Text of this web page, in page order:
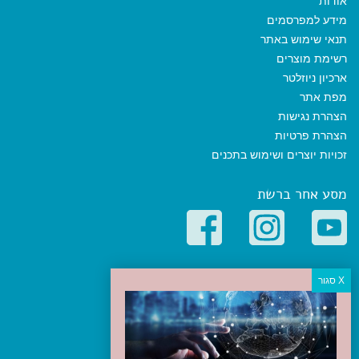
מידע למפרסמים
תנאי שימוש באתר
רשימת מוצרים
ארכיון ניוזלטר
מפת אתר
הצהרת נגישות
הצהרת פרטיות
זכויות יוצרים ושימוש בתכנים
מסע אחר ברשת
קטגוריות פופולריות
יעדים
טיולים בישראל
מלונות בוטיק בישראל